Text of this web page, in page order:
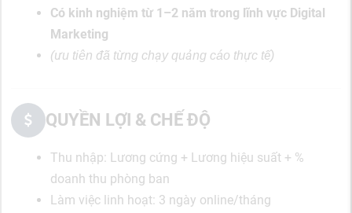
Có kinh nghiệm từ 1–2 năm trong lĩnh vực Digital
Marketing
(ưu tiên đã từng chạy quảng cáo thực tế)
QUYỀN LỢI & CHẾ ĐỘ
Thu nhập: Lương cứng + Lương hiệu suất + %
doanh thu phòng ban
Làm việc linh hoạt: 3 ngày online/tháng